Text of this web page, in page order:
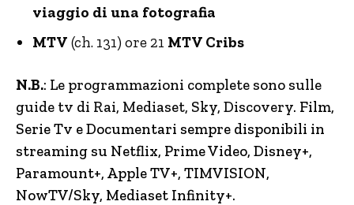
viaggio di una fotografia
MTV (ch. 131) ore 21 MTV Cribs
N.B.: Le programmazioni complete sono sulle
guide tv di Rai, Mediaset, Sky, Discovery. Film,
Serie Tv e Documentari sempre disponibili in
streaming su Netflix, Prime Video, Disney+,
Paramount+, Apple TV+, TIMVISION,
NowTV/Sky, Mediaset Infinity+.